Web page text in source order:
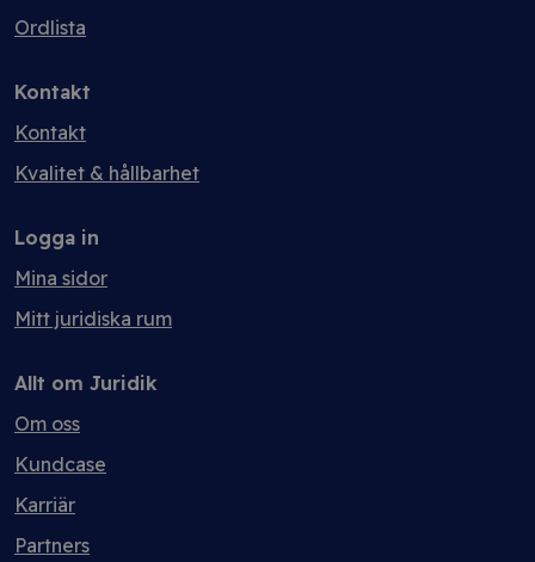
Ordlista
Kontakt
Kontakt
Kvalitet & hållbarhet
Logga in
Mina sidor
Mitt juridiska rum
Allt om Juridik
Om oss
Kundcase
Karriär
Partners